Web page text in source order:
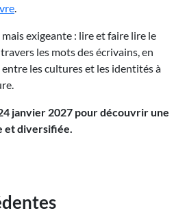
exigeante : lire et faire lire le
les mots des écrivains, en
les cultures et les identités à
janvier 2027 pour découvrir une
et diversifiée.